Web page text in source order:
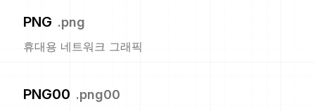
PNG .png
휴대용 네트워크 그래픽
PNG00 .png00